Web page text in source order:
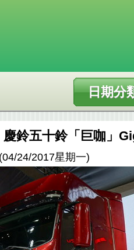
日期分
鈴五十鈴「巨咖」
24/2017星期一)